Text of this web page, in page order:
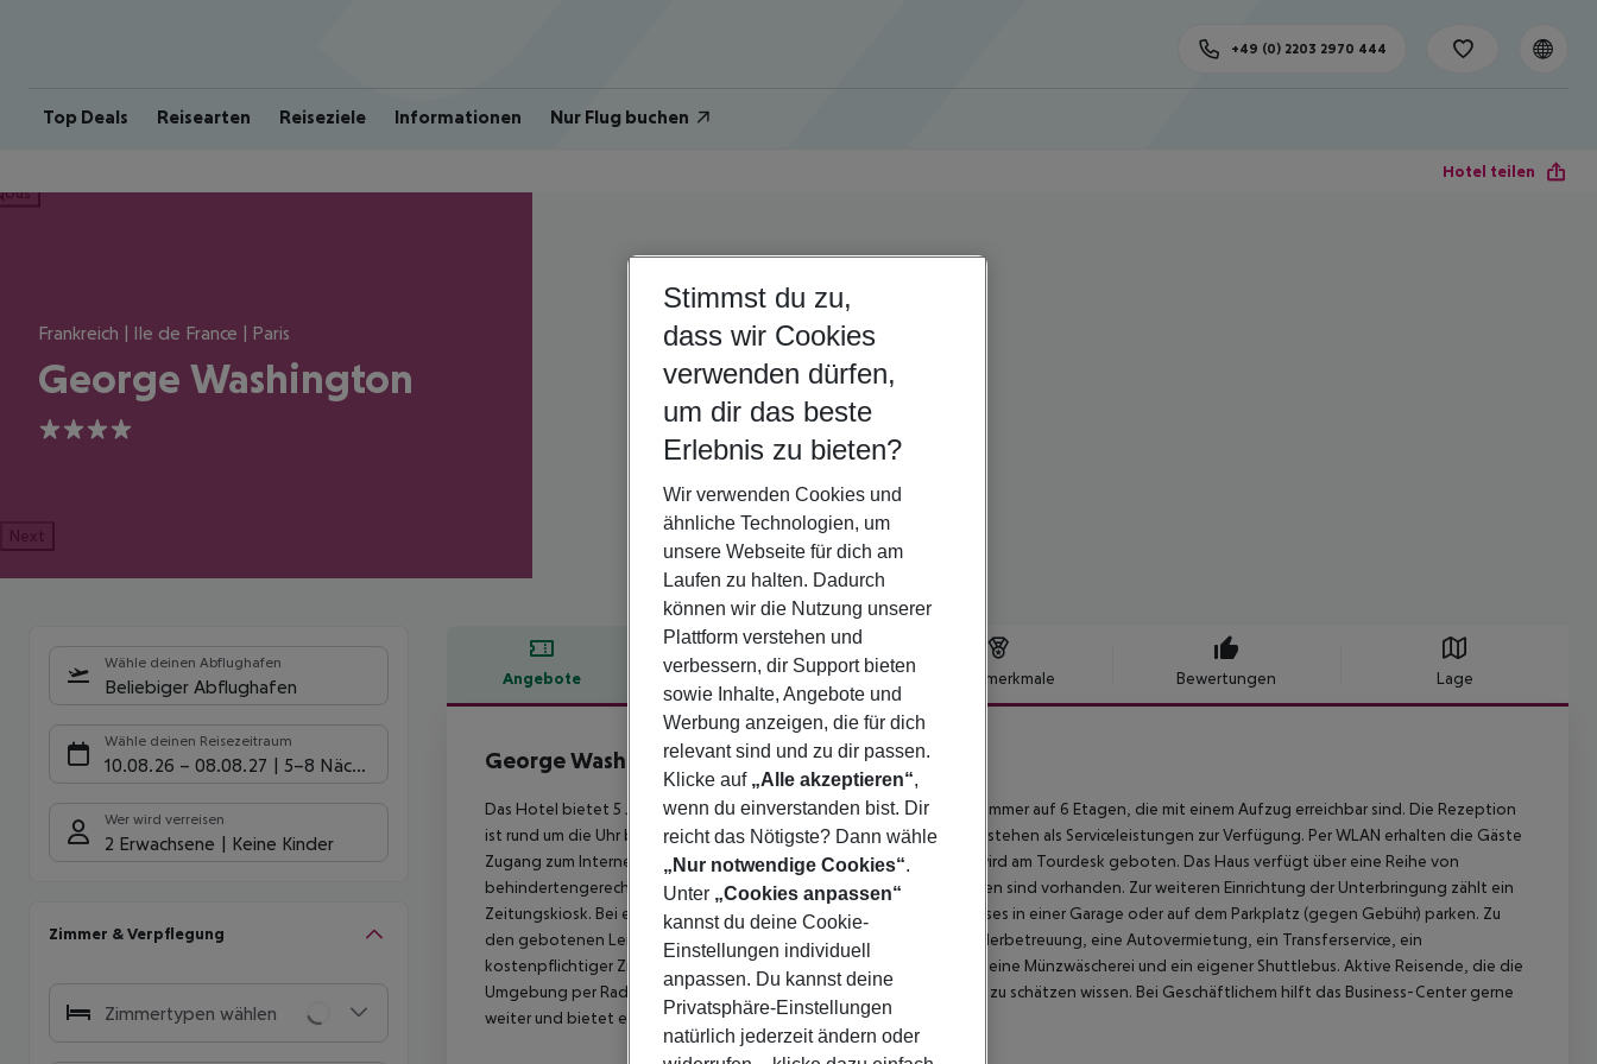
Top Deals Reisearten Reiseziele Informationen Nur Flug buchen
+49 (0) 2203 2970 444
Hotel teilen
Frankreich | Ile de France | Paris
George Washington
4
Next
Wähle deinen Abflughafen
Beliebiger Abflughafen
Wähle deinen Reisezeitraum
10.08.26 – 08.08.27 5-8 Nächte
Wer wird verreisen
2 Erwachsene Keine Kinder
Zimmer & Verpflegung
Zimmertypen wählen
Angebote Hotelbeschreibung Hotelmerkmale Bewertungen Lage
Hotelbeschreibung
George Washington
4
Das Hotel bietet 5 Junior-Suiten, 7 Suiten, 12 Einzel- und 12 Doppelzimmer auf 6 Etagen, die mit einem Aufzug erreichbar sind. Die Rezeption
ist rund um die Uhr besetzt. Eine Gepäckaufbewahrung und ein Safe stehen als Serviceleistungen zur Verfügung. Per WLAN erhalten die Gäste
Zugang zum Internet. Hilfestellung bei der Buchung von Ausflügen wird am Tourdesk geboten. Das Haus verfügt über eine Reihe von
behindertengerechten Einrichtungen. Rollstuhlgerechte Einrichtungen sind vorhanden. Zur weiteren Einrichtung der Unterbringung zählt ein
Zeitungskiosk. Bei einer Anreise mit dem Auto können die Gäste dieses in einer Garage oder auf dem Parkplatz (gegen Gebühr) parken. Zu
den gebotenen Leistungen gehören ein Babysitterservice, eine Kinderbetreuung, eine Autovermietung, ein Transferservice, ein
kostenpflichtiger Zimmerservice, ein Weckdienst, ein Wäscheservice, eine Münzwäscherei und ein eigener Shuttlebus. Aktive Reisende, die die
Umgebung per Rad entdecken möchten, werden den Fahrradverleih zu schätzen wissen. Bei Geschäftlichem hilft das Business-Center gerne
weiter und bietet ein Faxgerät an.
Stimmst du zu,
dass wir Cookies
verwenden dürfen,
um dir das beste
Erlebnis zu bieten?
Wir verwenden Cookies und
ähnliche Technologien, um
unsere Webseite für dich am
Laufen zu halten. Dadurch
können wir die Nutzung unserer
Plattform verstehen und
verbessern, dir Support bieten
sowie Inhalte, Angebote und
Werbung anzeigen, die für dich
relevant sind und zu dir passen.
Klicke auf „Alle akzeptieren“,
wenn du einverstanden bist. Dir
reicht das Nötigste? Dann wähle
„Nur notwendige Cookies“.
Unter „Cookies anpassen“
kannst du deine Cookie-
Einstellungen individuell
anpassen. Du kannst deine
Privatsphäre-Einstellungen
natürlich jederzeit ändern oder